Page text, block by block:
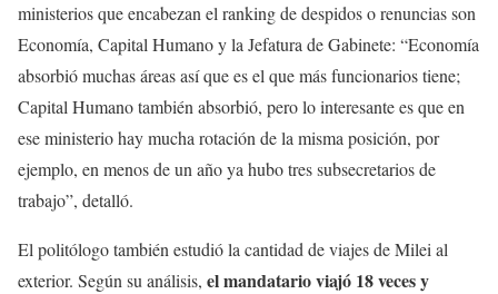
ministerios que encabezan el ranking de despidos o renuncias son
Economía, Capital Humano y la Jefatura de Gabinete: “Economía
absorbió muchas áreas así que es el que más funcionarios tiene;
Capital Humano también absorbió, pero lo interesante es que en
ese ministerio hay mucha rotación de la misma posición, por
ejemplo, en menos de un año ya hubo tres subsecretarios de
trabajo”, detalló.
El politólogo también estudió la cantidad de viajes de Milei al
exterior. Según su análisis, el mandatario viajó 18 veces y